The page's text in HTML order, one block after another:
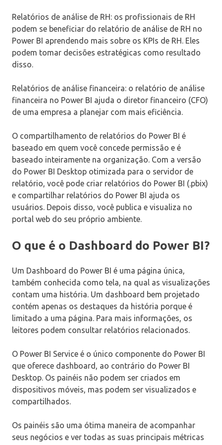
Relatórios de análise de RH: os profissionais de RH
podem se beneficiar do relatório de análise de RH no
Power BI aprendendo mais sobre os KPIs de RH. Eles
podem tomar decisões estratégicas como resultado
disso.
Relatórios de análise financeira: o relatório de análise
financeira no Power BI ajuda o diretor financeiro (CFO)
de uma empresa a planejar com mais eficiência.
O compartilhamento de relatórios do Power BI é
baseado em quem você concede permissão e é
baseado inteiramente na organização. Com a versão
do Power BI Desktop otimizada para o servidor de
relatório, você pode criar relatórios do Power BI (.pbix)
e compartilhar relatórios do Power BI ajuda os
usuários. Depois disso, você publica e visualiza no
portal web do seu próprio ambiente.
O que é o Dashboard do Power BI?
Um Dashboard do Power BI é uma página única,
também conhecida como tela, na qual as visualizações
contam uma história. Um dashboard bem projetado
contém apenas os destaques da história porque é
limitado a uma página. Para mais informações, os
leitores podem consultar relatórios relacionados.
O Power BI Service é o único componente do Power BI
que oferece dashboard, ao contrário do Power BI
Desktop. Os painéis não podem ser criados em
dispositivos móveis, mas podem ser visualizados e
compartilhados.
Os painéis são uma ótima maneira de acompanhar
seus negócios e ver todas as suas principais métricas